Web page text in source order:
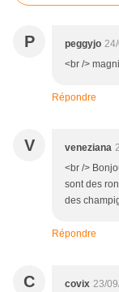
P peggyjo
<br />
Répondre
V veneziana
<br />
sont des
des
Répondre
C covix 23/